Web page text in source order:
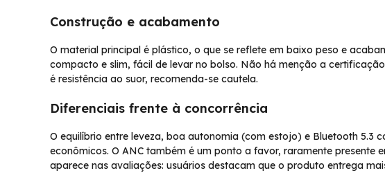
Construção e acabamento
O material principal é plástico, o que se reflete em baixo peso e
compacto e slim, fácil de levar no bolso. Não há menção a
é resistência ao suor, recomenda-se cautela.
Diferenciais frente à concorrência
O equilíbrio entre leveza, boa autonomia (com estojo) e Bluetooth 5.3
econômicos. O ANC também é um ponto a favor, raramente presente
aparece nas avaliações: usuários destacam que o produto entrega